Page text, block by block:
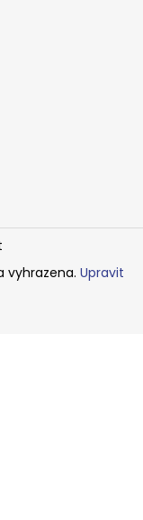
vyhrazena. Upravit